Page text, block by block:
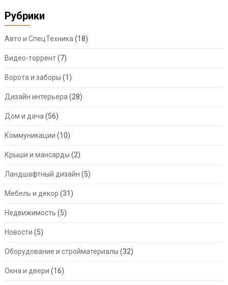
Рубрики
Авто и СпецТехника (18)
Видео-торрент(7)
Ворота и заборы (1)
Дизайн интерьера (28)
Дом и дача (56)
Коммуникации (10)
Крыши и мансарды (2)
Ландшафтный дизайн (5)
Мебель и декор (31)
Недвижимость (5)
Новости (5)
Оборудование и стройматериалы (32)
Окна и двери (16)